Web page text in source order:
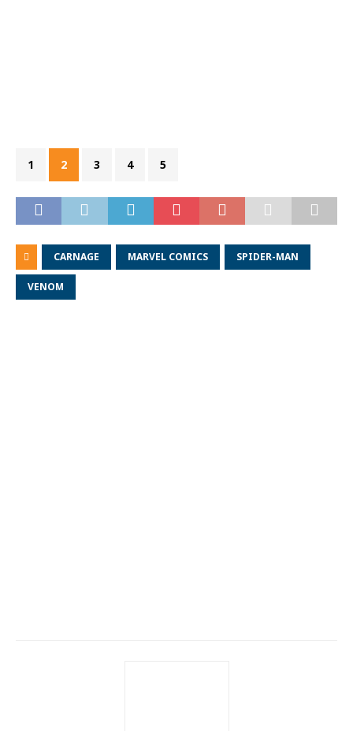
1 2 3 4 5
CARNAGE MARVEL COMICS SPIDER-MAN
VENOM